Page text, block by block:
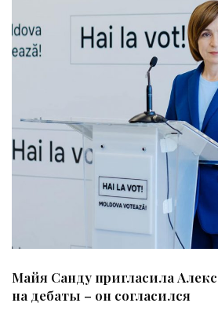
Майя Санду пригласила
на дебаты – он согласился